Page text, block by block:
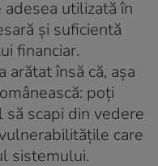
utilizată în
și suficientă
financiar.
arătat însă că, așa
poți
să scapi din vedere
care
sistemului.